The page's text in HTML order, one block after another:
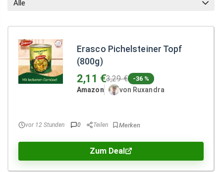
Alle
Erasco Pichelsteiner Topf
(800g)
2,11 €3,29 € -36 %
Amazon von Ruxandra
vor 12 Stunden 0 Teilen
Zum Deal